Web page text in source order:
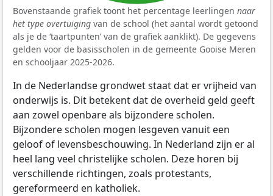
Bovenstaande grafiek toont het percentage leerlingen naar
het type overtuiging van de school (het aantal wordt getoond
als je de ‘taartpunten’ van de grafiek aanklikt). De gegevens
gelden voor de basisscholen in de gemeente Gooise Meren
en schooljaar 2025-2026.
In de Nederlandse grondwet staat dat er vrijheid van
onderwijs is. Dit betekent dat de overheid geld geeft
aan zowel openbare als bijzondere scholen.
Bijzondere scholen mogen lesgeven vanuit een
geloof of levensbeschouwing. In Nederland zijn er al
heel lang veel christelijke scholen. Deze horen bij
verschillende richtingen, zoals protestants,
gereformeerd en katholiek.